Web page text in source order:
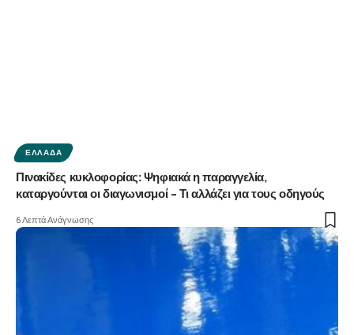
ΕΛΛΆΔΑ
Πινακίδες κυκλοφορίας: Ψηφιακά η παραγγελία,
καταργούνται οι διαγωνισμοί – Τι αλλάζει για τους οδηγούς
6 Λεπτά Ανάγνωσης